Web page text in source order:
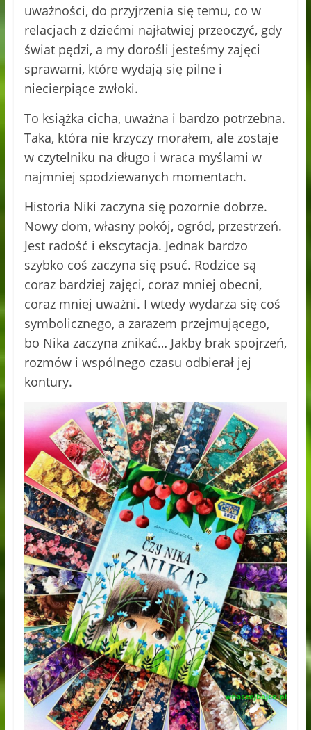
uważności, do przyjrzenia się temu, co w
relacjach z dziećmi najłatwiej przeoczyć, gdy
świat pędzi, a my dorośli jesteśmy zajęci
sprawami, które wydają się pilne i
niecierpiące zwłoki.
To książka cicha, uważna i bardzo potrzebna.
Taka, która nie krzyczy morałem, ale zostaje
w czytelniku na długo i wraca myślami w
najmniej spodziewanych momentach.
Historia Niki zaczyna się pozornie dobrze.
Nowy dom, własny pokój, ogród, przestrzeń.
Jest radość i ekscytacja. Jednak bardzo
szybko coś zaczyna się psuć. Rodzice są
coraz bardziej zajęci, coraz mniej obecni,
coraz mniej uważni. I wtedy wydarza się coś
symbolicznego, a zarazem przejmującego,
bo Nika zaczyna znikać… Jakby brak spojrzeń,
rozmów i wspólnego czasu odbierał jej
kontury.